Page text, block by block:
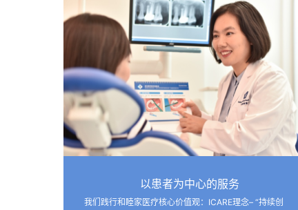
以患者为中心的服务
我们践行和睦家医疗核心价值观：ICARE理念– “持续创